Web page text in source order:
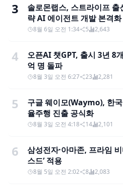
3
솔로몬랩스, 스트라이프
략 AI 에이전트 개발 본격화
8월 6일 오전 1:34 5 2,643
4
오픈AI 챗GPT, 출시 3년 8
억 명 돌파
8월 3일 오전 6:27 23 2,281
5
구글 웨이모(Waymo), 한
율주행 진출 공식화
8월 3일 오전 4:18 14 2,101
6
삼성전자·아마존, 프라임
스드’ 적용
8월 5일 오전 2:02 8 2,083